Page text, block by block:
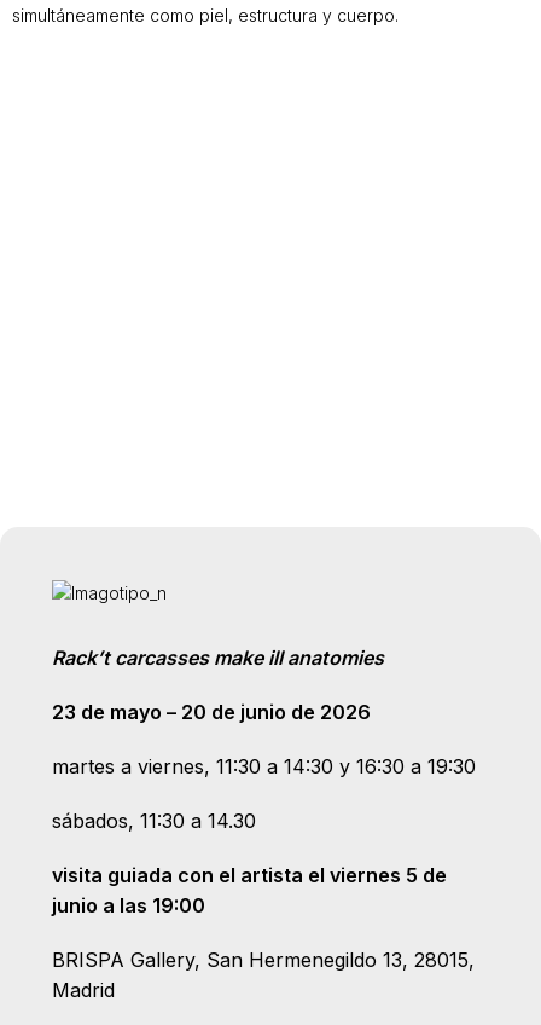
simultáneamente como piel, estructura y cuerpo.
Rack’t carcasses make ill anatomies
23 de mayo – 20 de junio de 2026
martes a viernes, 11:30 a 14:30 y 16:30 a 19:30
sábados, 11:30 a 14.30
visita guiada con el artista el viernes 5 de
junio a las 19:00
BRISPA Gallery, San Hermenegildo 13, 28015,
Madrid